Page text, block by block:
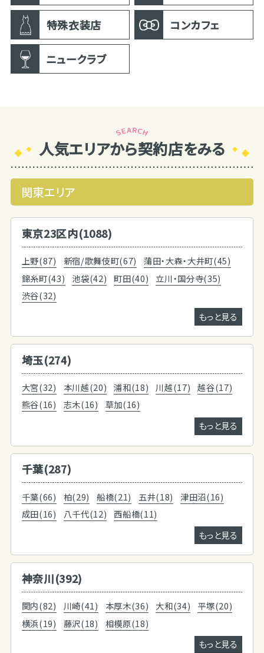
特殊衣装店 コンカフェ
ニュークラブ
人気エリアから契約店をみる
関東エリア
東京23区内(1088)
上野(87) 新宿/歌舞伎町(67)
蒲田・大森・大井町(45)
錦糸町(43)
池袋(42) 町田(40)
立川・国分寺(35)
渋谷(32)
もっと見る
埼玉(274)
大宮(32) 本川越(20) 浦和(18) 川越(17)
越谷(17)
熊谷(16)
志木(16)
草加(16)
もっと見る
千葉(287)
千葉(66) 柏(29) 船橋(21) 五井(18)
津田沼(16)
成田(16)
八千代(12)
西船橋(11)
もっと見る
神奈川(392)
関内(82) 川崎(41) 本厚木(36) 大和(34)
平塚(20)
横浜(19)
藤沢(18)
相模原(18)
もっと見る